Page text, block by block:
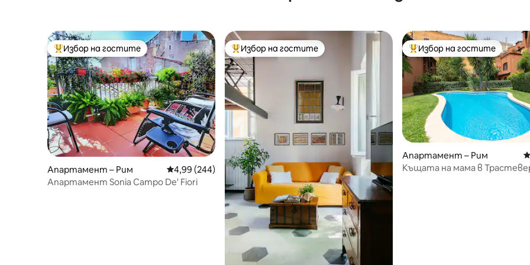
Най-популярен избор на гостите
Избор на гостите
Апартамент – Рим Средна оценка: 4,99 от 5, 244 отзива
4,99 (244)
Апартамент Sonia Campo De' Fiori
Най-популярен избор на гостите
Избор на гостите Най-популярен избор на
Избор на гостите
Апартамент – Рим
Къщата на мама в